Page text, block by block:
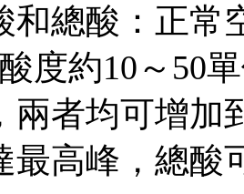
酸：正常空
度約10～50
兩者均可增加
最高峰，總酸